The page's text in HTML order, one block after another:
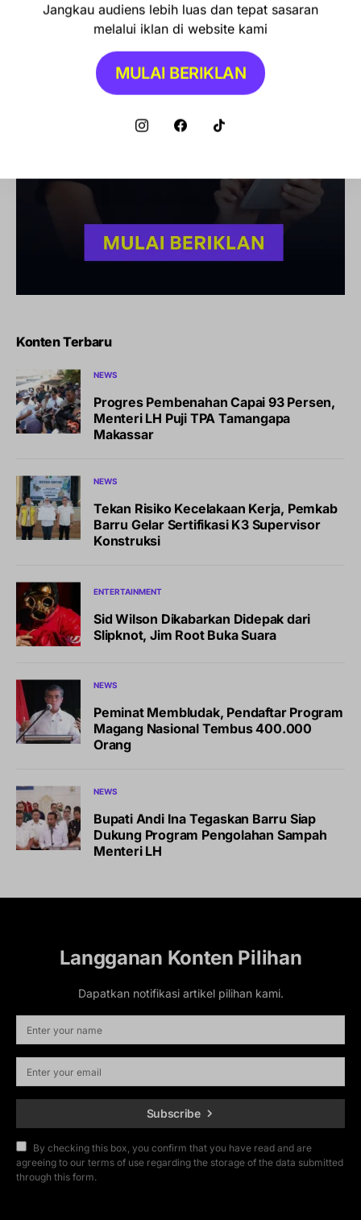
Konten Terbaru
NEWS
Progres Pembenahan Capai 93 Persen,
Menteri LH Puji TPA Tamangapa
Makassar
NEWS
Tekan Risiko Kecelakaan Kerja, Pemkab
Barru Gelar Sertifikasi K3 Supervisor
Konstruksi
ENTERTAINMENT
Sid Wilson Dikabarkan Didepak dari
Slipknot, Jim Root Buka Suara
NEWS
Peminat Membludak, Pendaftar Program
Magang Nasional Tembus 400.000
Orang
NEWS
Bupati Andi Ina Tegaskan Barru Siap
Dukung Program Pengolahan Sampah
Menteri LH
Langganan Konten Pilihan
Dapatkan notifikasi artikel pilihan kami.
Subscribe
By checking this box, you confirm that you have read and are
agreeing to our terms of use regarding the storage of the data submitted
through this form.
Jangkau audiens lebih luas dan tepat sasaran
melalui iklan di website kami
MULAI BERIKLAN